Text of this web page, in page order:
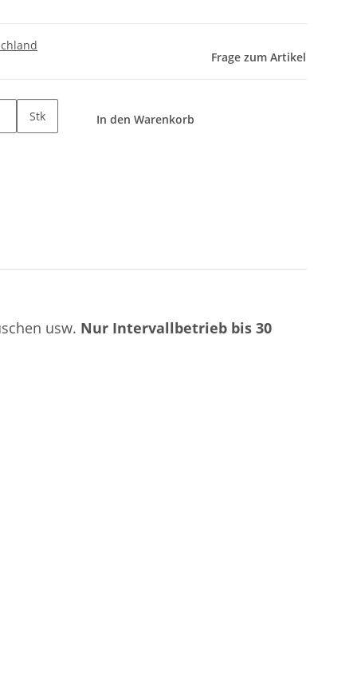
Frage zum Artikel
Stk In den Warenkorb
usw. Nur Intervallbetrieb bis 30